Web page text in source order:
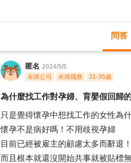
問答
匿名 2024/5/5
未填公司
未填職務 31-35歲
為什麼找工作對孕婦、育嬰假回歸
只是覺得懷孕中想找工作的女性為
懷孕不是病好嗎！不用歧視孕婦
目前已經被雇主的顧慮太多而辭退！
而且根本就還沒開始共事就被貼標